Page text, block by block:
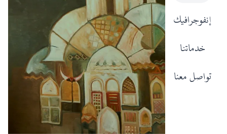
إنفوجرافيك
خدماتنا
تواصل معنا